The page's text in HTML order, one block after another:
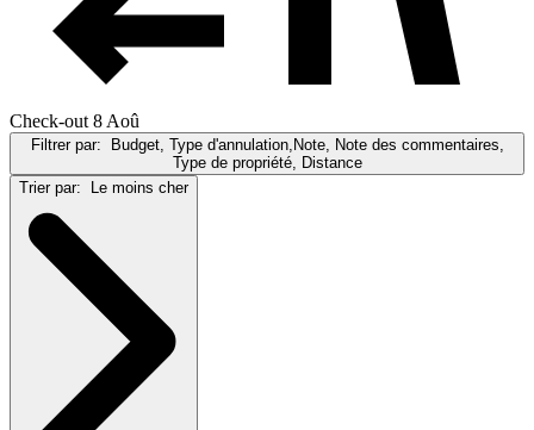
Check-out 8 Aoû
Filtrer par:
Budget, Type d'annulation,Note, Note des commentaires,
Type de propriété, Distance
Trier par:
Le moins cher